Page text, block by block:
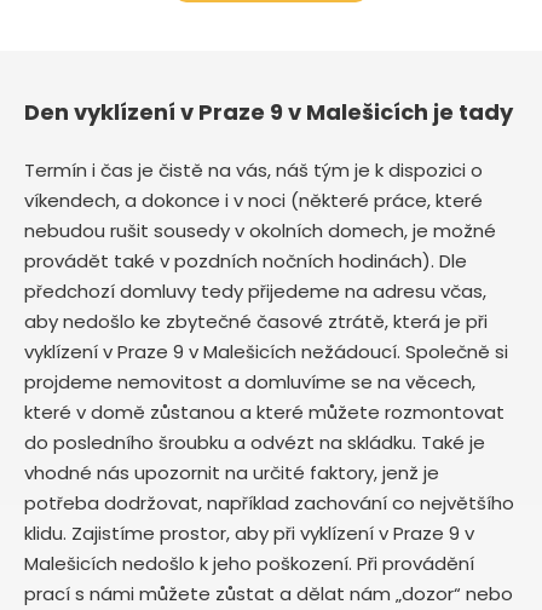
Den vyklízení v Praze 9 v Malešicích je tady
Termín i čas je čistě na vás, náš tým je k dispozici o
víkendech, a dokonce i v noci (některé práce, které
nebudou rušit sousedy v okolních domech, je možné
provádět také v pozdních nočních hodinách). Dle
předchozí domluvy tedy přijedeme na adresu včas,
aby nedošlo ke zbytečné časové ztrátě, která je při
vyklízení v Praze 9 v Malešicích nežádoucí. Společně si
projdeme nemovitost a domluvíme se na věcech,
které v domě zůstanou a které můžete rozmontovat
do posledního šroubku a odvézt na skládku. Také je
vhodné nás upozornit na určité faktory, jenž je
potřeba dodržovat, například zachování co největšího
klidu. Zajistíme prostor, aby při vyklízení v Praze 9 v
Malešicích nedošlo k jeho poškození. Při provádění
prací s námi můžete zůstat a dělat nám „dozor“ nebo